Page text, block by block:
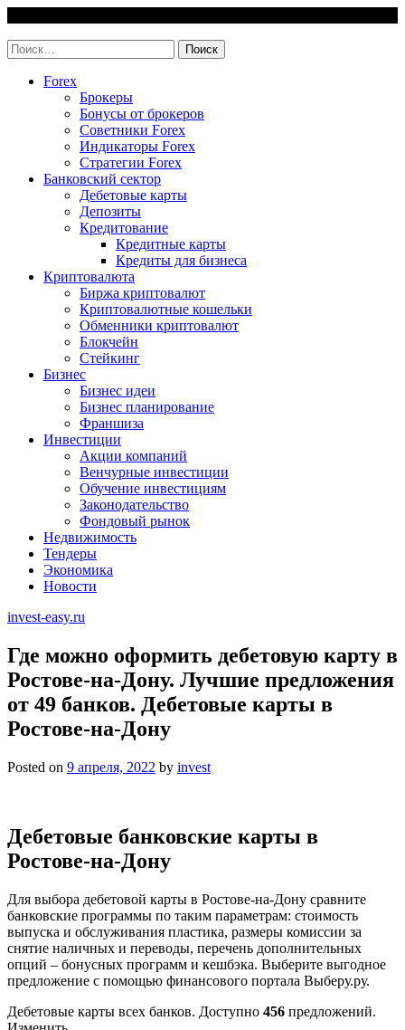
content
Найти:
Forex
Брокеры
Бонусы от брокеров
Советники Forex
Индикаторы Forex
Стратегии Forex
Банковский сектор
Дебетовые карты
Депозиты
Кредитование
Кредитные карты
Кредиты для бизнеса
Криптовалюта
Биржа криптовалют
Криптовалютные кошельки
Обменники криптовалют
Блокчейн
Стейкинг
Бизнес
Бизнес идеи
Бизнес планирование
Франшиза
Инвестиции
Акции компаний
Венчурные инвестиции
Обучение инвестициям
Законодательство
Фондовый рынок
Недвижимость
Тендеры
Экономика
Новости
invest-easy.ru
Где можно оформить дебетовую карту в
Ростове-на-Дону. Лучшие предложения
от 49 банков. Дебетовые карты в
Ростове-на-Дону
Posted on 9 апреля, 2022 by invest
Дебетовые банковские карты в
Ростове-на-Дону
Для выбора дебетовой карты в Ростове-на-Дону сравните
банковские программы по таким параметрам: стоимость
выпуска и обслуживания пластика, размеры комиссии за
снятие наличных и переводы, перечень дополнительных
опций – бонусных программ и кешбэка. Выберите выгодное
предложение с помощью финансового портала Выберу.ру.
Дебетовые карты всех банков. Доступно 456 предложений.